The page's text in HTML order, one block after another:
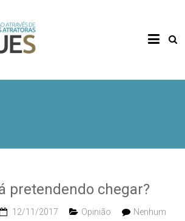
pretendendo chegar?
12/11/2017 Opinião
Nenhum